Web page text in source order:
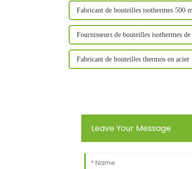
Fabricant de bouteilles isothermes 500
Fournisseurs de bouteilles isothermes
Fabricant de bouteilles thermos en
Leave Your Message